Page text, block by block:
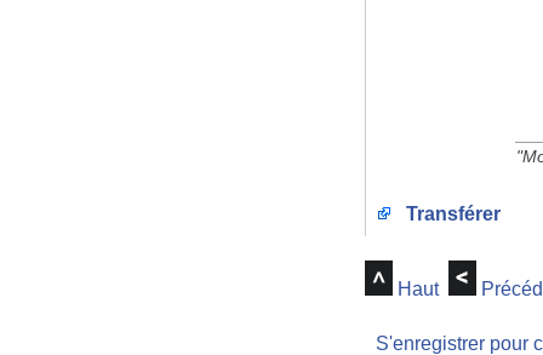
Transférer
Haut
S'enregistrer pour